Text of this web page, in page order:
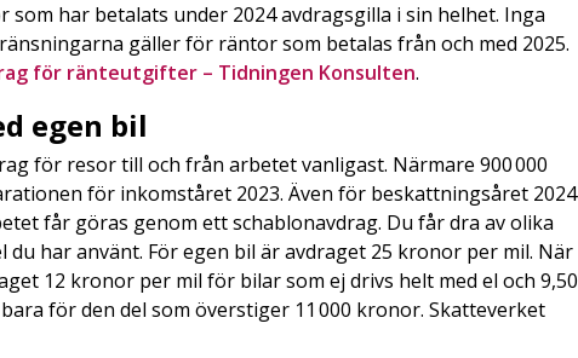
har betalats under 2024 avdragsgilla i sin helhet. Inga
gäller för räntor som betalas från och med 2025.
för ränteutgifter – Tidningen Konsulten.
egen bil
för resor till och från arbetet vanligast. Närmare 900 000
för inkomståret 2023. Även för beskattningsåret 2024
får göras genom ett schablonavdrag. Du får dra av olika
har använt. För egen bil är avdraget 25 kronor per mil. När
12 kronor per mil för bilar som ej drivs helt med el och 9,50
för den del som överstiger 11 000 kronor. Skatteverket